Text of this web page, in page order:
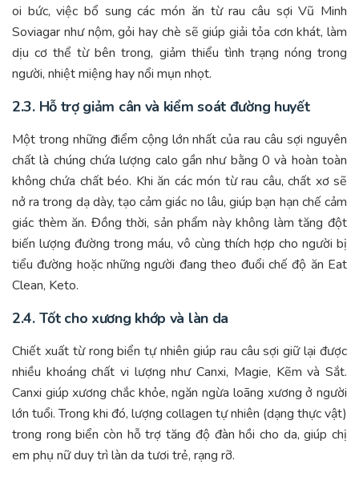
oi bức, việc bổ sung các món ăn từ rau câu sợi Vũ Minh
Soviagar như nộm, gỏi hay chè sẽ giúp giải tỏa cơn khát, làm
dịu cơ thể từ bên trong, giảm thiểu tình trạng nóng trong
người, nhiệt miệng hay nổi mụn nhọt.
2.3. Hỗ trợ giảm cân và kiểm soát đường huyết
Một trong những điểm cộng lớn nhất của rau câu sợi nguyên
chất là chúng chứa lượng calo gần như bằng 0 và hoàn toàn
không chứa chất béo. Khi ăn các món từ rau câu, chất xơ sẽ
nở ra trong dạ dày, tạo cảm giác no lâu, giúp bạn hạn chế cảm
giác thèm ăn. Đồng thời, sản phẩm này không làm tăng đột
biến lượng đường trong máu, vô cùng thích hợp cho người bị
tiểu đường hoặc những người đang theo đuổi chế độ ăn Eat
Clean, Keto.
2.4. Tốt cho xương khớp và làn da
Chiết xuất từ rong biển tự nhiên giúp rau câu sợi giữ lại được
nhiều khoáng chất vi lượng như Canxi, Magie, Kẽm và Sắt.
Canxi giúp xương chắc khỏe, ngăn ngừa loãng xương ở người
lớn tuổi. Trong khi đó, lượng collagen tự nhiên (dạng thực vật)
trong rong biển còn hỗ trợ tăng độ đàn hồi cho da, giúp chị
em phụ nữ duy trì làn da tươi trẻ, rạng rỡ.